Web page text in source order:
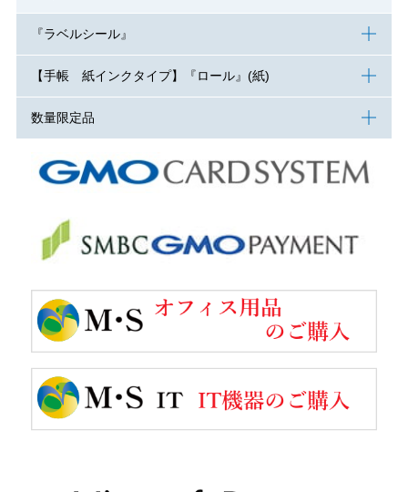
『ラベルシール』
【手帳 紙インクタイプ】『ロール』(紙)
数量限定品